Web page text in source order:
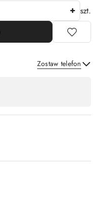
szt.
Zostaw telefon